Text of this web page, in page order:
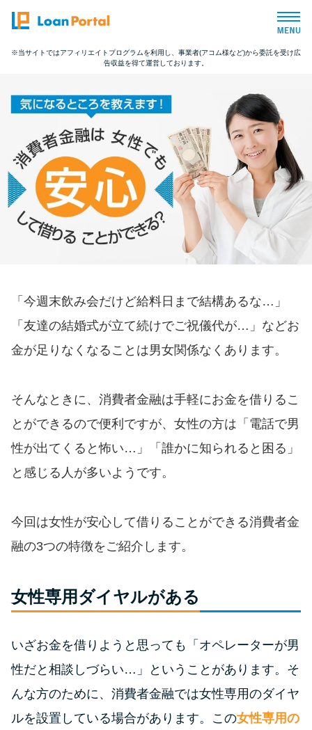
トップページ
おすすめコンテンツ
総合人気ランキング
とにかくすぐ借りたい方向け
バレずに借りたい方向け
便利なコンテンツ
カードローン診断
カードローンQ&A
リボ払いをそのまま払いきると
カードローンの見直しで40万円
得した話
最速！最短40分で借りられるカ
特集ページ一覧
種類や特徴で探す
※当サイトではアフィリエイトプログラムを利用し、事業者(アコム様など)から委託を受け広
告収益を得て運営しております。
「今週末飲み会だけど給料日まで結構あるな…」
「友達の結婚式が立て続けでご祝儀代が…」などお
金が足りなくなることは男女関係なくあります。
そんなときに、消費者金融は手軽にお金を借りるこ
とができるので便利ですが、女性の方は「電話で男
性が出てくると怖い…」「誰かに知られると困る」
と感じる人が多いようです。
今回は女性が安心して借りることができる消費者金
融の3つの特徴をご紹介します。
女性専用ダイヤルがある
いざお金を借りようと思っても「オペレーターが男
性だと相談しづらい…」ということがあります。そ
んな方のために、消費者金融では女性専用のダイヤ
ルを設置している場合があります。この女性専用の